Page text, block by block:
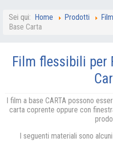
Sei qui: Home Prodotti
Base Carta
Film flessibili per
I film a base CARTA possono
carta coprente oppure con
I seguenti materiali sono